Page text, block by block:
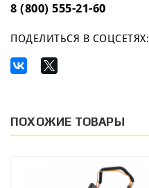
8 (800) 555-21-60
ПОДЕЛИТЬСЯ В СОЦСЕТЯХ:
ПОХОЖИЕ ТОВАРЫ